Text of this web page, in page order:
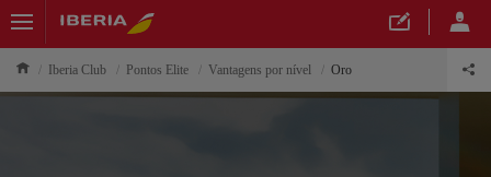
Iberia Club Pontos Elite Vantagens por nível Oro